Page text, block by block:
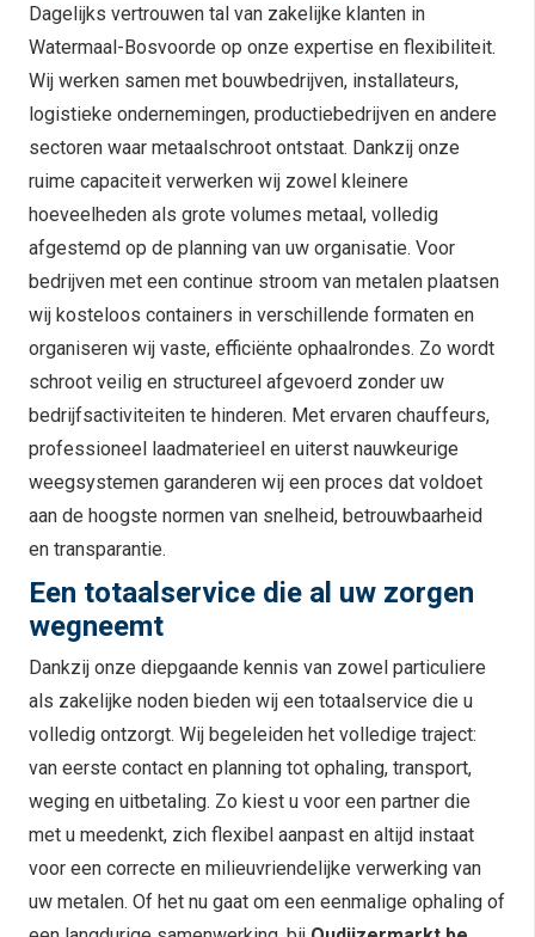
Dagelijks vertrouwen tal van zakelijke klanten in
Watermaal-Bosvoorde op onze expertise en flexibiliteit.
Wij werken samen met bouwbedrijven, installateurs,
logistieke ondernemingen, productiebedrijven en andere
sectoren waar metaalschroot ontstaat. Dankzij onze
ruime capaciteit verwerken wij zowel kleinere
hoeveelheden als grote volumes metaal, volledig
afgestemd op de planning van uw organisatie. Voor
bedrijven met een continue stroom van metalen plaatsen
wij kosteloos containers in verschillende formaten en
organiseren wij vaste, efficiënte ophaalrondes. Zo wordt
schroot veilig en structureel afgevoerd zonder uw
bedrijfsactiviteiten te hinderen. Met ervaren chauffeurs,
professioneel laadmaterieel en uiterst nauwkeurige
weegsystemen garanderen wij een proces dat voldoet
aan de hoogste normen van snelheid, betrouwbaarheid
en transparantie.
Een totaalservice die al uw zorgen
wegneemt
Dankzij onze diepgaande kennis van zowel particuliere
als zakelijke noden bieden wij een totaalservice die u
volledig ontzorgt. Wij begeleiden het volledige traject:
van eerste contact en planning tot ophaling, transport,
weging en uitbetaling. Zo kiest u voor een partner die
met u meedenkt, zich flexibel aanpast en altijd instaat
voor een correcte en milieuvriendelijke verwerking van
uw metalen. Of het nu gaat om een eenmalige ophaling of